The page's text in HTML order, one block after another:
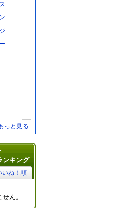
っと見る
ンキング
いね！順
ん。